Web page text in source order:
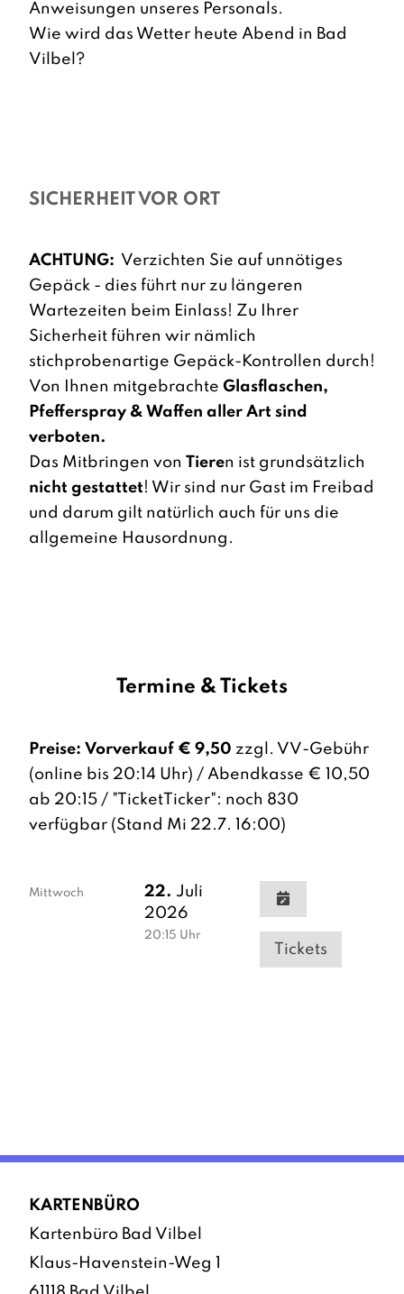
Anweisungen unseres Personals.
Wie wird das Wetter heute Abend in Bad
Vilbel?
SICHERHEIT VOR ORT
ACHTUNG: Verzichten Sie auf unnötiges
Gepäck - dies führt nur zu längeren
Wartezeiten beim Einlass! Zu Ihrer
Sicherheit führen wir nämlich
stichprobenartige Gepäck-Kontrollen durch!
Von Ihnen mitgebrachte Glasflaschen,
Pfefferspray & Waffen aller Art sind
verboten.
Das Mitbringen von Tieren ist grundsätzlich
nicht gestattet! Wir sind nur Gast im Freibad
und darum gilt natürlich auch für uns die
allgemeine Hausordnung.
Termine & Tickets
Preise: Vorverkauf € 9,50 zzgl. VV-Gebühr
(online bis 20:14 Uhr) / Abendkasse € 10,50
ab 20:15 / "TicketTicker": noch 830
verfügbar (Stand Mi 22.7. 16:00)
Mittwoch 22. Juli
2026
20:15 Uhr
Tickets
KARTENBÜRO
Kartenbüro Bad Vilbel
Klaus-Havenstein-Weg 1